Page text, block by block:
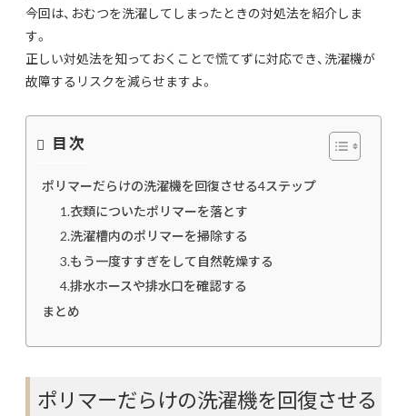
今回は、おむつを洗濯してしまったときの対処法を紹介しま
す。
正しい対処法を知っておくことで慌てずに対応でき、洗濯機が
故障するリスクを減らせますよ。
目次
ポリマーだらけの洗濯機を回復させる4ステップ
1.衣類についたポリマーを落とす
2.洗濯槽内のポリマーを掃除する
3.もう一度すすぎをして自然乾燥する
4.排水ホースや排水口を確認する
まとめ
ポリマーだらけの洗濯機を回復させる